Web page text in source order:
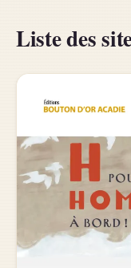
Liste des